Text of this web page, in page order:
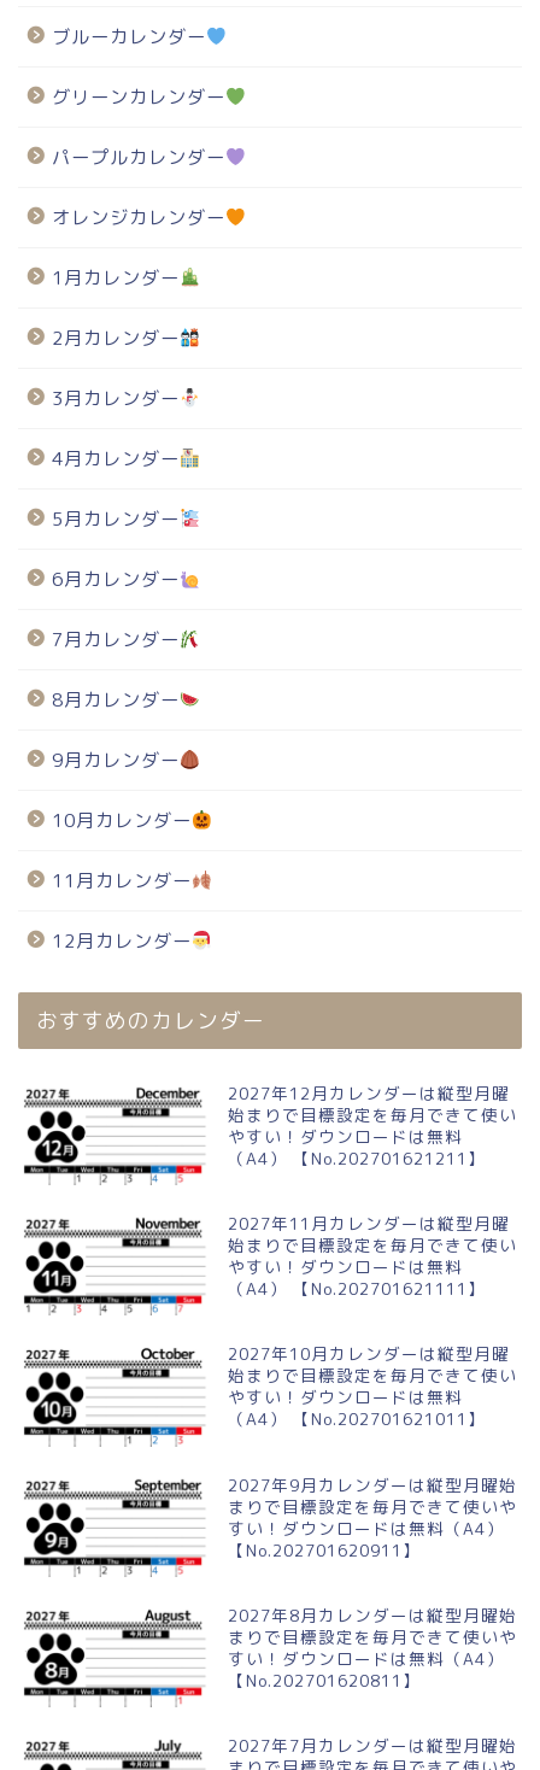
ブルーカレンダー
グリーンカレンダー
パープルカレンダー
オレンジカレンダー
1月カレンダー
2月カレンダー
3月カレンダー
4月カレンダー
5月カレンダー
6月カレンダー
7月カレンダー
8月カレンダー
9月カレンダー
10月カレンダー
11月カレンダー
12月カレンダー
おすすめのカレンダー
2027年12月カレンダーは縦型月曜
始まりで目標設定を毎月できて使い
やすい！ダウンロードは無料
（A4） 【No.202701621211】
2027年11月カレンダーは縦型月曜
始まりで目標設定を毎月できて使い
やすい！ダウンロードは無料
（A4） 【No.202701621111】
2027年10月カレンダーは縦型月曜
始まりで目標設定を毎月できて使い
やすい！ダウンロードは無料
（A4） 【No.202701621011】
2027年9月カレンダーは縦型月曜始
まりで目標設定を毎月できて使いや
すい！ダウンロードは無料（A4）
【No.202701620911】
2027年8月カレンダーは縦型月曜始
まりで目標設定を毎月できて使いや
すい！ダウンロードは無料（A4）
【No.202701620811】
2027年7月カレンダーは縦型月曜始